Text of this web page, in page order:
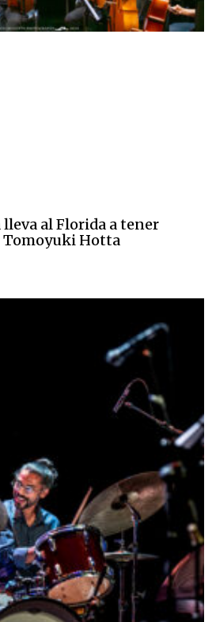
al Florida a tener
Tomoyuki Hotta